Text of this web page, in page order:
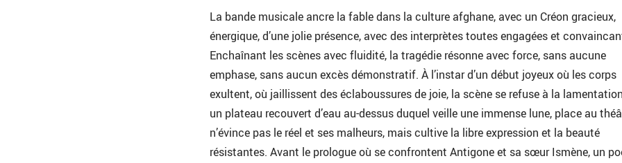
La bande musicale ancre la fable dans la culture afghane, avec un Créon gracieux,
énergique, d’une jolie présence, avec des interprètes toutes engagées et
Enchaînant les scènes avec fluidité, la tragédie résonne avec force, sans aucune
emphase, sans aucun excès démonstratif. À l’instar d’un début joyeux où les corps
exultent, où jaillissent des éclaboussures de joie, la scène se refuse à la
un plateau recouvert d’eau au-dessus duquel veille une immense lune, place au
n’évince pas le réel et ses malheurs, mais cultive la libre expression et la beauté
résistantes. Avant le prologue où se confrontent Antigone et sa sœur Ismène, un